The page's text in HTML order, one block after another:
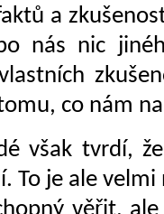
a
nás nic
co nám
však tvrdí,
To je ale